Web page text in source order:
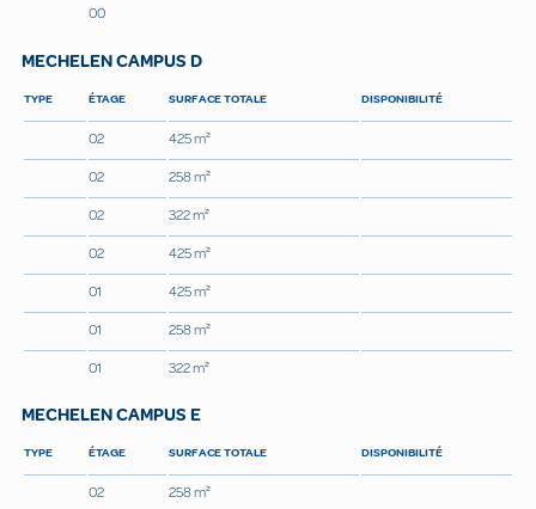
00
MECHELEN CAMPUS D
TYPE ÉTAGE SURFACE TOTALE DISPONIBILITÉ
02
425 m²
02
258 m²
02
322 m²
02
425 m²
01
425 m²
01
258 m²
01
322 m²
MECHELEN CAMPUS E
TYPE ÉTAGE SURFACE TOTALE DISPONIBILITÉ
02 258 m²